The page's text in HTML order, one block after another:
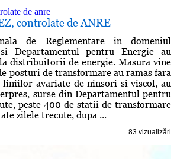
controlate de ANRE
de Reglementare in domeniul
Departamentul pentru Energie au
distribuitorii de energie. Masura vine
posturi de transformare au ramas fara
liniilor avariate de ninsori si viscol, au
surse din Departamentul pentru
peste 400 de statii de transformare
zilele trecute, dupa ...
83 vizualizări